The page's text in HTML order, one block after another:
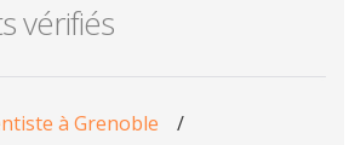
vérifiés
à Grenoble
/